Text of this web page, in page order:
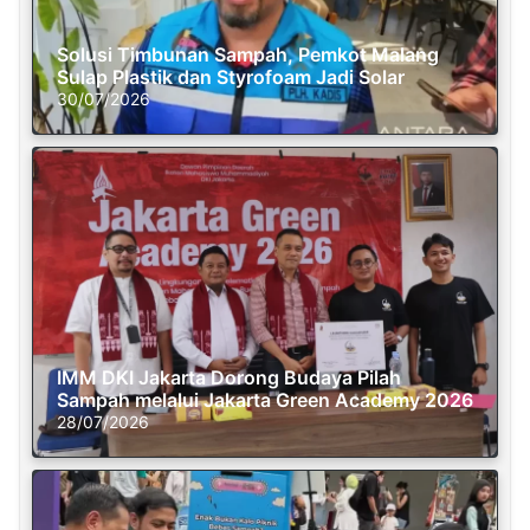
Solusi Timbunan Sampah, Pemkot Malang
Sulap Plastik dan Styrofoam Jadi Solar
30/07/2026
IMM DKI Jakarta Dorong Budaya Pilah
Sampah melalui Jakarta Green Academy 2026
28/07/2026